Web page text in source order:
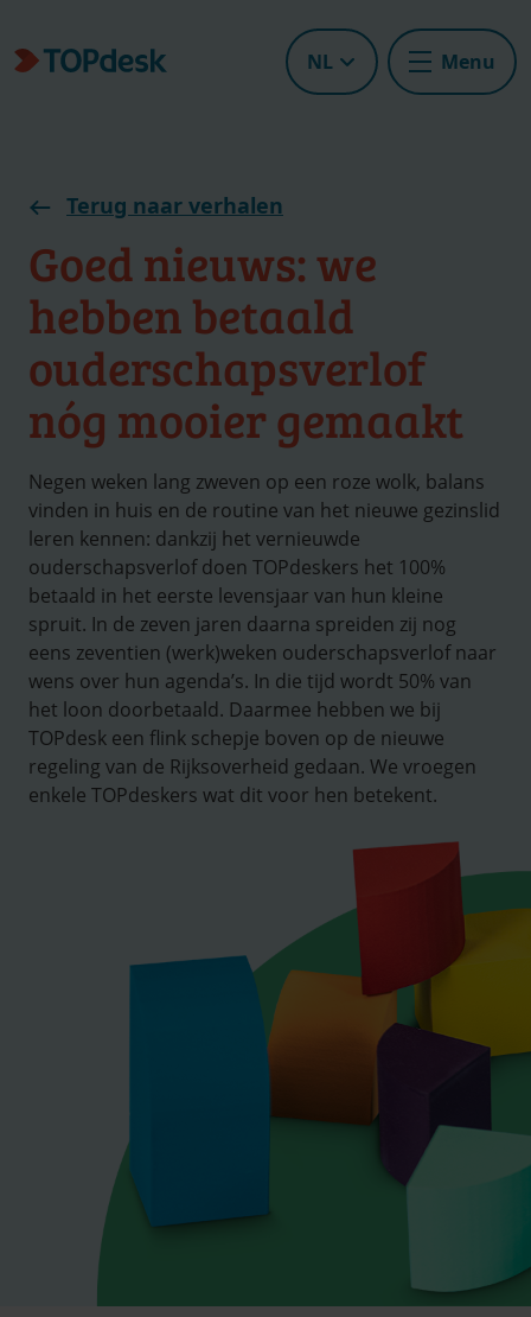
NL Menu
Terug naar verhalen
Goed nieuws: we
hebben betaald
ouderschapsverlof
nóg mooier gemaakt
Negen weken lang zweven op een roze wolk, balans
vinden in huis en de routine van het nieuwe gezinslid
leren kennen: dankzij het vernieuwde
ouderschapsverlof doen TOPdeskers het 100%
betaald in het eerste levensjaar van hun kleine
spruit. In de zeven jaren daarna spreiden zij nog
eens zeventien (werk)weken ouderschapsverlof naar
wens over hun agenda’s. In die tijd wordt 50% van
het loon doorbetaald. Daarmee hebben we bij
TOPdesk een flink schepje boven op de nieuwe
regeling van de Rijksoverheid gedaan. We vroegen
enkele TOPdeskers wat dit voor hen betekent.